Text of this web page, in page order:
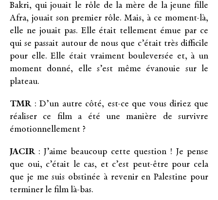
Bakri, qui jouait le rôle de la mère de la jeune fille
Afra, jouait son premier rôle. Mais, à ce moment-là,
elle ne jouait pas. Elle était tellement émue par ce
qui se passait autour de nous que c’était très difficile
pour elle. Elle était vraiment bouleversée et, à un
moment donné, elle s’est même évanouie sur le
plateau.
TMR: D’un autre côté, est-ce que vous diriez que
réaliser ce film a été une manière de survivre
émotionnellement ?
JACIR: J’aime beaucoup cette question ! Je pense
que oui, c’était le cas, et c’est peut-être pour cela
que je me suis obstinée à revenir en Palestine pour
terminer le film là-bas.